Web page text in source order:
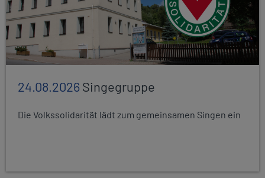
24.08.2026Singegruppe
Die Volkssolidarität lädt zum gemeinsamen Singen ein